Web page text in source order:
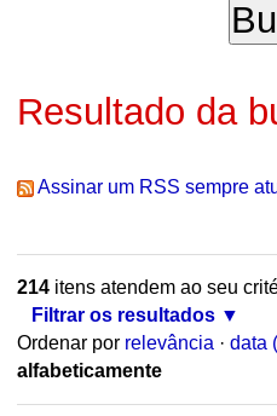
Resultado da
Assinar um RSS sempre
214itens atendem ao seu
Filtrar os resultados
Ordenar por relevância · data
alfabeticamente